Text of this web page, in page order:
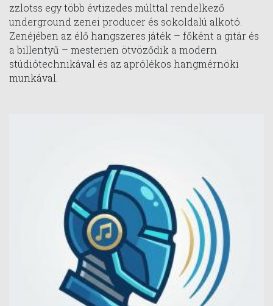
zzlotss egy több évtizedes múlttal rendelkező
underground zenei producer és sokoldalú alkotó.
Zenéjében az élő hangszeres játék – főként a gitár és
a billentyű – mesterien ötvöződik a modern
stúdiótechnikával és az aprólékos hangmérnöki
munkával.